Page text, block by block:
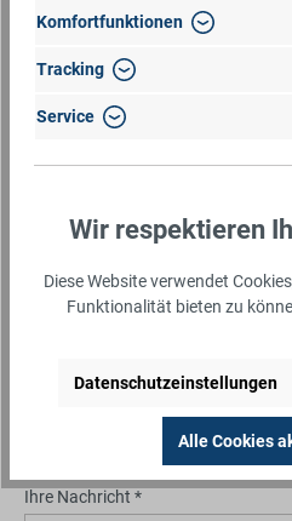
Email-Adresse *
PLZ *
Telefonnummer *
Ihre Nachricht *
Komfortfunktionen
Tracking
Service
Wir respektieren
Diese Website verwendet
Funktionalität bieten zu
Datenschutzeinstellungen
Alle Cookies